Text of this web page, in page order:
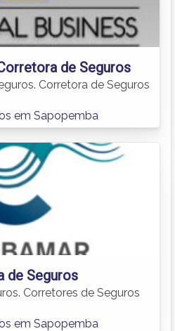
de Seguros
Corretora de Seguros
em Sapopemba
de Seguros
Corretores de Seguros
em Sapopemba